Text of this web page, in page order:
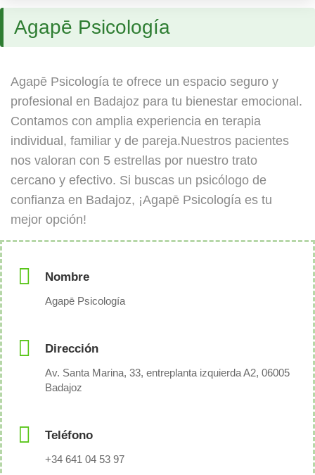
Agapē Psicología
Agapē Psicología te ofrece un espacio seguro y
profesional en Badajoz para tu bienestar emocional.
Contamos con amplia experiencia en terapia
individual, familiar y de pareja.Nuestros pacientes
nos valoran con 5 estrellas por nuestro trato
cercano y efectivo. Si buscas un psicólogo de
confianza en Badajoz, ¡Agapē Psicología es tu
mejor opción!
Nombre
Agapē Psicología
Dirección
Av. Santa Marina, 33, entreplanta izquierda A2, 06005
Badajoz
Teléfono
+34 641 04 53 97